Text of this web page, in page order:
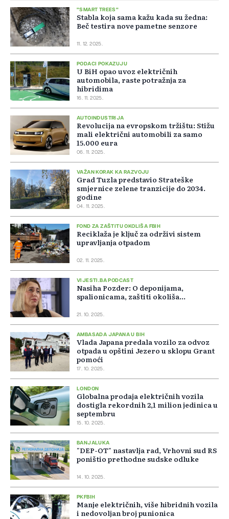
"SMART TREES"
Stabla koja sama kažu kada su žedna:
Beč testira nove pametne senzore
11. 12. 2025.
PODACI POKAZUJU
U BiH opao uvoz električnih
automobila, raste potražnja za
hibridima
16. 11. 2025.
AUTOINDUSTRIJA
Revolucija na evropskom tržištu: Stižu
mali električni automobili za samo
15.000 eura
06. 11. 2025.
VAŽAN KORAK KA RAZVOJU
Grad Tuzla predstavio Strateške
smjernice zelene tranzicije do 2034.
godine
04. 11. 2025.
FOND ZA ZAŠTITU OKOLIŠA FBIH
Reciklaža je ključ za održivi sistem
upravljanja otpadom
02. 11. 2025.
VIJESTI.BA PODCAST
Nasiha Pozder: O deponijama,
spalionicama, zaštiti okoliša...
21. 10. 2025.
AMBASADA JAPANA U BIH
Vlada Japana predala vozilo za odvoz
otpada u opštini Jezero u sklopu Grant
pomoći
17. 10. 2025.
LONDON
Globalna prodaja električnih vozila
dostigla rekordnih 2,1 milion jedinica u
septembru
15. 10. 2025.
BANJALUKA
"DEP-OT" nastavlja rad, Vrhovni sud RS
poništio prethodne sudske odluke
14. 10. 2025.
PKFBIH
Manje električnih, više hibridnih vozila
i nedovoljan broj punionica